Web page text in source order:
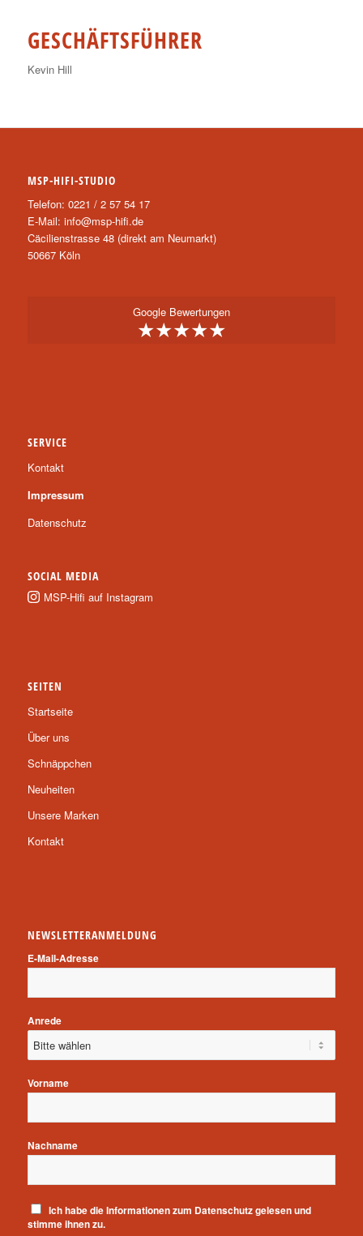
GESCHÄFTSFÜHRER
Kevin Hill
MSP-HIFI-STUDIO
Telefon: 0221 / 2 57 54 17
E-Mail: info@msp-hifi.de
Cäcilienstrasse 48 (direkt am Neumarkt)
50667 Köln
Google Bewertungen
★★★★★
SERVICE
Kontakt
Impressum
Datenschutz
SOCIAL MEDIA
MSP-Hifi auf Instagram
SEITEN
Startseite
Über uns
Schnäppchen
Neuheiten
Unsere Marken
Kontakt
NEWSLETTERANMELDUNG
E-Mail-Adresse
Anrede
Vorname
Nachname
Ich habe dieInformationen zum Datenschutzgelesen und
stimme ihnen zu.